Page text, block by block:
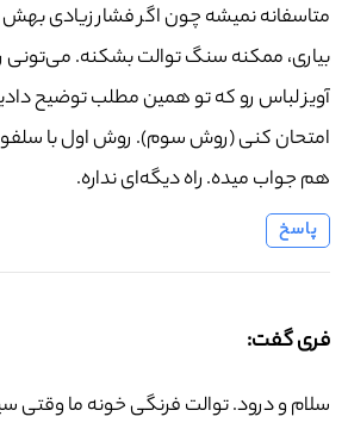
متاسفانه نمیشه چون اگر فشار زیادی بهش
بیاری، ممکنه سنگ توالت بشکنه.
آویز لباس رو که تو همین مطلب توضیح
امتحان کنی (روش سوم). روش اول با
هم جواب میده. راه دیگه‌ای نداره.
پاسخ
فری گفت:
سلام و درود. توالت فرنگی خونه ما وقتی